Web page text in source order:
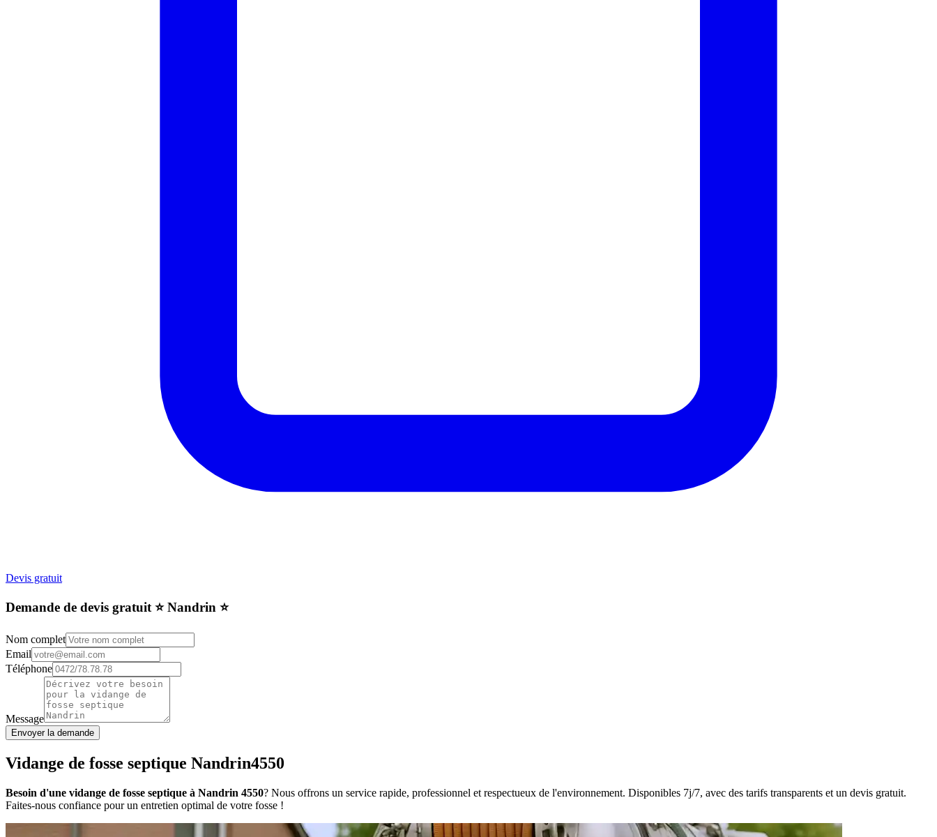
Devis gratuit
Demande de devis gratuit ⭐️ Nandrin ⭐️
Nom complet
Email
Téléphone
Message
Envoyer la demande
Vidange de fosse septique Nandrin4550
Besoin d'une vidange de fosse septique à Nandrin 4550? Nous offrons un service rapide, professionnel et respectueux de l'environnement. Disponibles 7j/7, avec des tarifs transparents et un devis gratuit.
Faites-nous confiance pour un entretien optimal de votre fosse !